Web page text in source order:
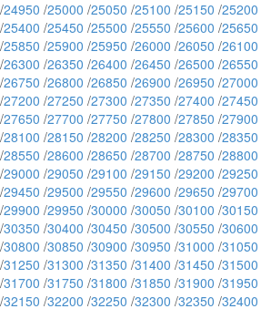
/24950 /25000 /25050 /25100 /25150 /25200
/25400 /25450 /25500 /25550 /25600 /25650
/25850 /25900 /25950 /26000 /26050 /26100
/26300 /26350 /26400 /26450 /26500 /26550
/26750 /26800 /26850 /26900 /26950 /27000
/27200 /27250 /27300 /27350 /27400 /27450
/27650 /27700 /27750 /27800 /27850 /27900
/28100 /28150 /28200 /28250 /28300 /28350
/28550 /28600 /28650 /28700 /28750 /28800
/29000 /29050 /29100 /29150 /29200 /29250
/29450 /29500 /29550 /29600 /29650 /29700
/29900 /29950 /30000 /30050 /30100 /30150
/30350 /30400 /30450 /30500 /30550 /30600
/30800 /30850 /30900 /30950 /31000 /31050
/31250 /31300 /31350 /31400 /31450 /31500
/31700 /31750 /31800 /31850 /31900 /31950
/32150 /32200 /32250 /32300 /32350 /32400